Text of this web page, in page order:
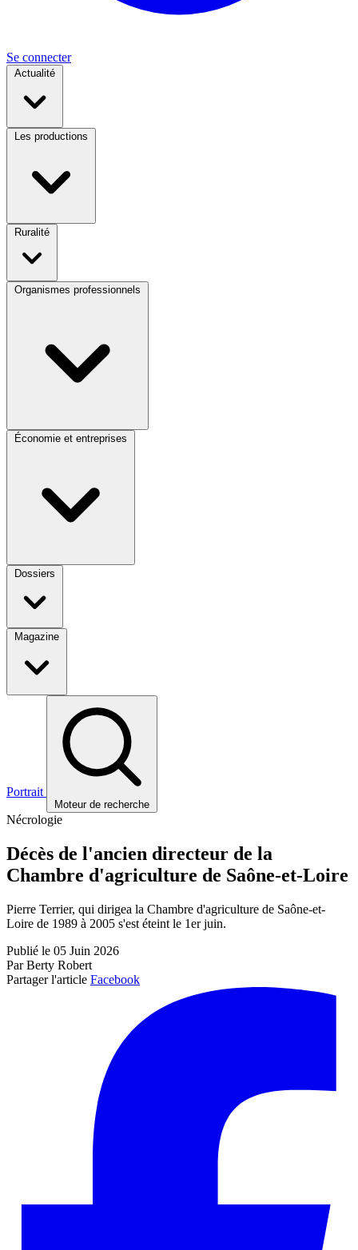
Se connecter
Actualité
Les productions
Ruralité
Organismes professionnels
Économie et entreprises
Dossiers
Magazine
Portrait
Moteur de recherche
Nécrologie
Décès de l'ancien directeur de la
Chambre d'agriculture de Saône-et-Loire
Pierre Terrier, qui dirigea la Chambre d'agriculture de Saône-et-
Loire de 1989 à 2005 s'est éteint le 1er juin.
Publié le 05 Juin 2026
Par Berty Robert
Partager l'article Facebook